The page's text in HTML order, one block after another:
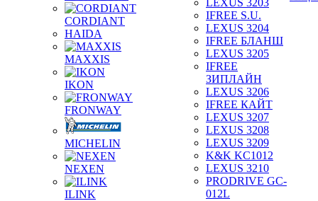
CORDIANT
HAIDA
MAXXIS
IKON
FRONWAY
MICHELIN
NEXEN
ILINK
LEXUS 3203
IFREE S.U.
LEXUS 3204
IFREE БЛАНШ
LEXUS 3205
IFREE
ЗИПЛАЙН
LEXUS 3206
IFREE КАЙТ
LEXUS 3207
LEXUS 3208
LEXUS 3209
K&K KC1012
LEXUS 3210
PRODRIVE GC-
012L